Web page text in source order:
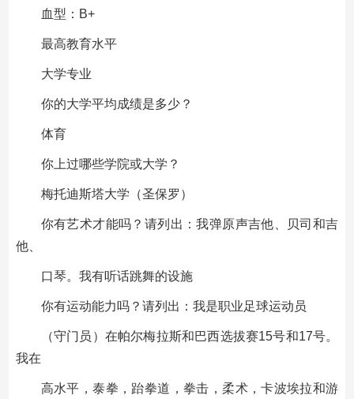
血型：B+
最高教育水平
大学专业
你的大学平均成绩是多少？
体育
你上过哪些学院或大学？
梅托迪斯塔大学（圣保罗）
你有艺术才能吗？请列出：我弹原声吉他、贝司和吉
他、
口琴。我有听话跳舞的设施
你有运动能力吗？请列出：我是职业足球运动员
（守门员）在帕尔梅拉斯和巴西选拔赛15号和17号。
我在
高水平，泰拳，跆拳道，拳击，柔术，卡波埃拉和游